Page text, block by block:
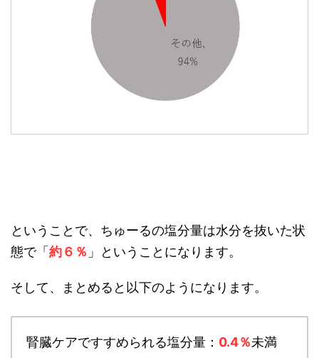
ということで、ちゅーるの塩分量は水分を抜いた状
態で「約６％ 」ということになります。
そして、まとめると以下のようになります。
腎臓ケアですすめられる塩分量： 0.4％未満